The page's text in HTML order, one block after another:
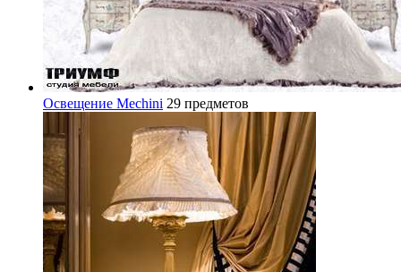
Освещение Mechini 29 предметов